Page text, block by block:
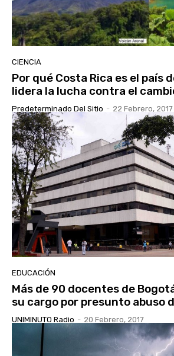
CIENCIA
Por qué Costa Rica es el país
lidera la lucha contra el
Predeterminado Del Sitio - 22 Febrero, 2017
EDUCACIÓN
Más de 90 docentes de
su cargo por presunto abuso
UNIMINUTO Radio - 20 Febrero, 2017